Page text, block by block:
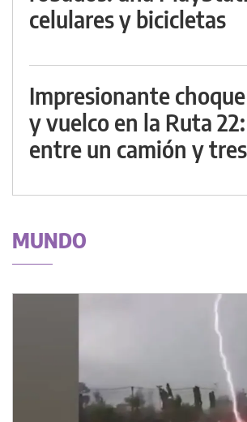
celulares y bicicletas
Impresionante
y vuelco en la Ruta
entre un camión y
MUNDO